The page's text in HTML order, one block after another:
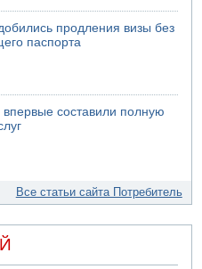
продления визы без
паспорта
составили полную
Все статьи сайта Потребитель